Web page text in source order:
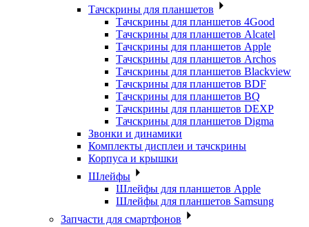
Тачскрины для планшетов
Тачскрины для планшетов 4Good
Тачскрины для планшетов Alcatel
Тачскрины для планшетов Apple
Тачскрины для планшетов Archos
Тачскрины для планшетов Blackview
Тачскрины для планшетов BDF
Тачскрины для планшетов BQ
Тачскрины для планшетов DEXP
Тачскрины для планшетов Digma
Звонки и динамики
Комплекты дисплеи и тачскрины
Корпуса и крышки
Шлейфы
Шлейфы для планшетов Apple
Шлейфы для планшетов Samsung
Запчасти для смартфонов